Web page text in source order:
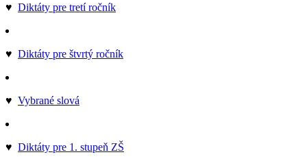
♥ Diktáty pre tretí ročník
♥ Diktáty pre štvrtý ročník
♥ Vybrané slová
♥ Diktáty pre 1. stupeň ZŠ